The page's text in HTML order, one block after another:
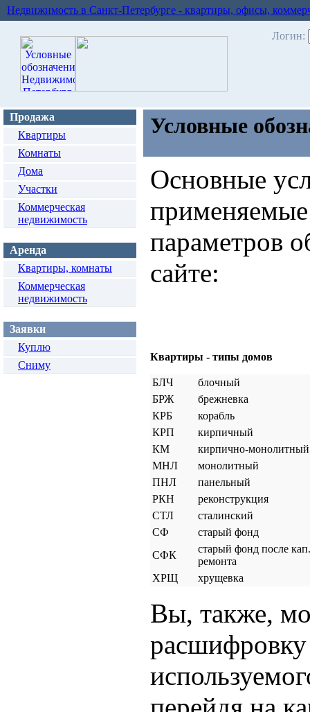
Недвижимость в Санкт-Петербурге - квартиры, офисы,
Логин:
Продажа
Квартиры
Комнаты
Дома
Участки
Коммерческая
недвижимость
Аренда
Квартиры, комнаты
Коммерческая
недвижимость
Заявки
Куплю
Сниму
Условные
Основные
применяемые
параметров
сайте:
Квартиры - типы домов
БЛЧ
блочный
БРЖ
брежневка
КРБ
корабль
КРП
кирпичный
КМ
кирпично-монолитный
МНЛ
монолитный
ПНЛ
панельный
РКН
реконструкция
СТЛ
сталинский
СФ
старый фонд
СФК
старый фонд после кап.
ремонта
ХРЩ
хрущевка
Вы, также,